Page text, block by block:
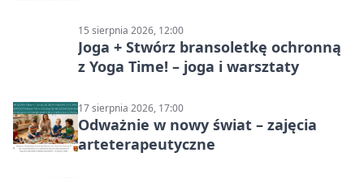
15 sierpnia 2026, 12:00
Joga + Stwórz bransoletkę ochronną
z Yoga Time! – joga i warsztaty
17 sierpnia 2026, 17:00
Odważnie w nowy świat – zajęcia
arteterapeutyczne